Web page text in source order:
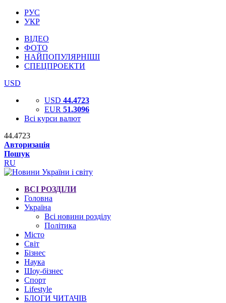
РУС
УКР
ВІДЕО
ФОТО
НАЙПОПУЛЯРНІШІ
СПЕЦПРОЕКТИ
USD
USD 44.4723
EUR 51.3096
Всі курси валют
44.4723
Авторизація
Пошук
RU
ВСІ РОЗДІЛИ
Головна
Україна
Всі новини розділу
Політика
Місто
Світ
Бізнес
Наука
Шоу-бізнес
Спорт
Lifestyle
БЛОГИ ЧИТАЧІВ